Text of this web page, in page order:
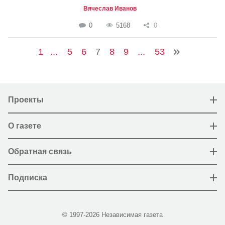
Вячеслав Иванов
0 5168 0
1 ... 5 6 7 8 9 ... 53
Проекты
О газете
Обратная связь
Подписка
© 1997-2026 Независимая газета